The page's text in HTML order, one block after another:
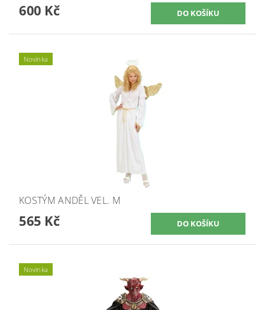
600 Kč
Novinka
KOSTÝM ANDĚL VEL. M
565 Kč
Novinka